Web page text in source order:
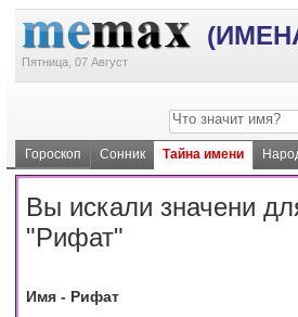
Пятница, 07 Август
Гороскоп Сонник Тайна имени
Вы искали значени
"Рифат"
Имя - Рифат